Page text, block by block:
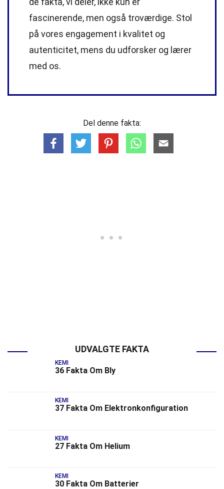
fascinerende, men også troværdige. Stol
på vores engagement i kvalitet og
autenticitet, mens du udforsker og lærer
med os.
Del denne fakta:
UDVALGTE FAKTA
KEMI
36 Fakta Om Bly
KEMI
37 Fakta Om Elektronkonfiguration
KEMI
27 Fakta Om Helium
KEMI
30 Fakta Om Batterier